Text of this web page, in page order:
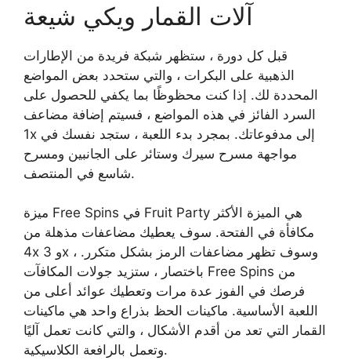
آلات القمار ويكي شيعة
قبل كل دورة ، ستظهر شبكة فريدة من الإطارات
الذهبية على البكرات ، والتي ستحدد بعض المواضع
المحددة لك. إذا كنت محظوظًا بما يكفي للحصول على
السرد الفائز في هذه المواضع ، فسيتم إضافة مضاعف
1x إلى مدفوعاتك. بمجرد بدء اللعبة ، ستجد نفسك في
مواجهة مسرح سيرك وستائر على الجانبين ومسرح
شاسع في المنتصف.
ميزة Free Spins في Fruit Party هي الميزة الأكثر
مكافأة في الفتحة. سوف يعطيك مضاعفات مذهلة من
4x و 3x ، وسوف تظهر مضاعفات الرمز بشكل متكرر.
باختصار ، ستزيد جولات المكافآت Free Spins من
فرصك في الفوز عدة مرات وتعطيك عوائد أعلى من
اللعبة الأساسية. ماكينات الحظ بذراع واحد هي ماكينات
القمار التي تعد من أقدم الأشكال ، والتي كانت تعمل آليًا
وتعمل بالرافعة الكلاسيكية.